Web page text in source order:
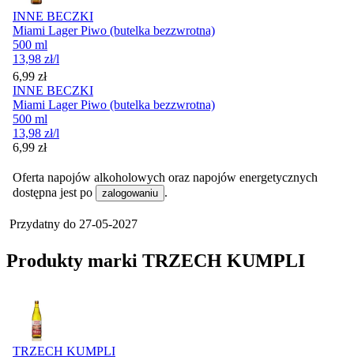
INNE BECZKI
Miami Lager Piwo (butelka bezzwrotna)
500 ml
13,98 zł/l
Cena
6,99 zł
INNE BECZKI
Miami Lager Piwo (butelka bezzwrotna)
500 ml
13,98 zł/l
Cena
6,99 zł
Oferta napojów alkoholowych oraz napojów energetycznych
dostępna jest po
zalogowaniu .
Przydatny do 27-05-2027
Produkty marki TRZECH KUMPLI
TRZECH KUMPLI